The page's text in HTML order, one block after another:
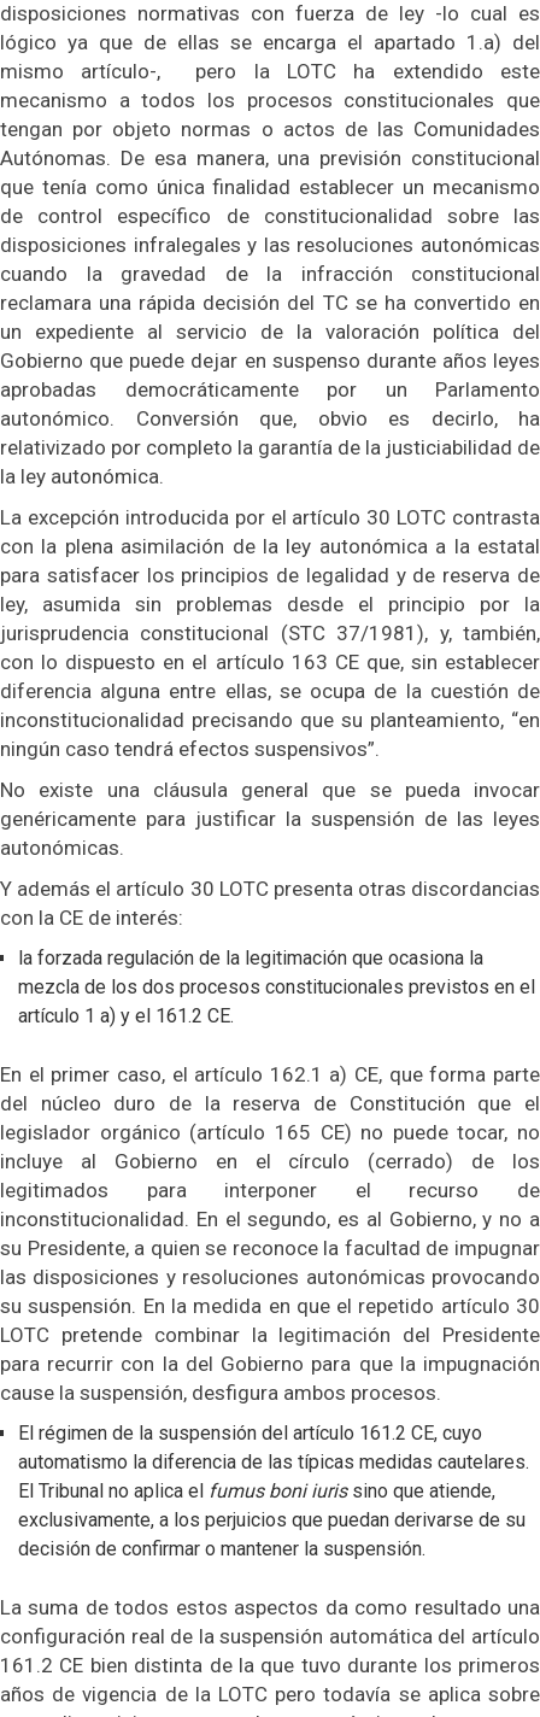
disposiciones normativas con fuerza de ley -lo cual es
lógico ya que de ellas se encarga el apartado 1.a) del
mismo artículo-, pero la LOTC ha extendido este
mecanismo a todos los procesos constitucionales que
tengan por objeto normas o actos de las Comunidades
Autónomas. De esa manera, una previsión constitucional
que tenía como única finalidad establecer un mecanismo
de control específico de constitucionalidad sobre las
disposiciones infralegales y las resoluciones autonómicas
cuando la gravedad de la infracción constitucional
reclamara una rápida decisión del TC se ha convertido en
un expediente al servicio de la valoración política del
Gobierno que puede dejar en suspenso durante años leyes
aprobadas democráticamente por un Parlamento
autonómico. Conversión que, obvio es decirlo, ha
relativizado por completo la garantía de la justiciabilidad de
la ley autonómica.
La excepción introducida por el artículo 30 LOTC contrasta
con la plena asimilación de la ley autonómica a la estatal
para satisfacer los principios de legalidad y de reserva de
ley, asumida sin problemas desde el principio por la
jurisprudencia constitucional (STC 37/1981), y, también,
con lo dispuesto en el artículo 163 CE que, sin establecer
diferencia alguna entre ellas, se ocupa de la cuestión de
inconstitucionalidad precisando que su planteamiento, “en
ningún caso tendrá efectos suspensivos”.
No existe una cláusula general que se pueda invocar
genéricamente para justificar la suspensión de las leyes
autonómicas.
Y además el artículo 30 LOTC presenta otras discordancias
con la CE de interés:
la forzada regulación de la legitimación que ocasiona la
mezcla de los dos procesos constitucionales previstos en el
artículo 1 a) y el 161.2 CE.
En el primer caso, el artículo 162.1 a) CE, que forma parte
del núcleo duro de la reserva de Constitución que el
legislador orgánico (artículo 165 CE) no puede tocar, no
incluye al Gobierno en el círculo (cerrado) de los
legitimados para interponer el recurso de
inconstitucionalidad. En el segundo, es al Gobierno, y no a
su Presidente, a quien se reconoce la facultad de impugnar
las disposiciones y resoluciones autonómicas provocando
su suspensión. En la medida en que el repetido artículo 30
LOTC pretende combinar la legitimación del Presidente
para recurrir con la del Gobierno para que la impugnación
cause la suspensión, desfigura ambos procesos.
El régimen de la suspensión del artículo 161.2 CE, cuyo
automatismo la diferencia de las típicas medidas cautelares.
El Tribunal no aplica el fumus boni iurissino que atiende,
exclusivamente, a los perjuicios que puedan derivarse de su
decisión de confirmar o mantener la suspensión.
La suma de todos estos aspectos da como resultado una
configuración real de la suspensión automática del artículo
161.2 CE bien distinta de la que tuvo durante los primeros
años de vigencia de la LOTC pero todavía se aplica sobre